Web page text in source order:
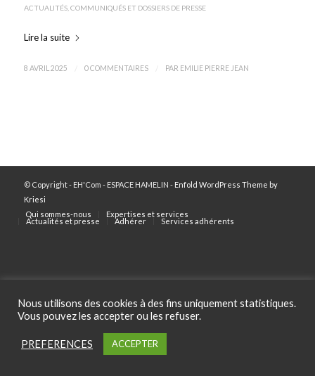
ACTUALITÉS, COMMUNIQUÉS ET DOSSIERS DE PRESSE
Lire la suite
8 AVRIL 2025 0 COMMENTAIRES PAR EMILIE PIERRE JEAN
© Copyright - EH'Com - ESPACE HAMELIN - Enfold WordPress Theme by
Kriesi
Qui sommes-nous
Expertises et services
Actualités et presse Adhérer Services adhérents
Nous utilisons des cookies à des fins uniquement statistiques.
Vous pouvez les accepter ou les refuser.
PREFERENCES ACCEPTER